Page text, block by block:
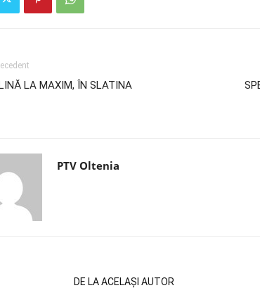
LA MAXIM, ÎN SLATINA
PTV Oltenia
DE LA ACELAȘI AUTOR